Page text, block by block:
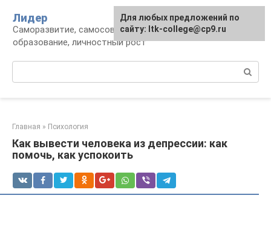
контенту
Лидер
Саморазвитие, самосовершенствование,
образование, личностный рост
Главная » Психология
Как вывести человека из депрессии: как
помочь, как успокоить
Для любых предложений по
сайту: ltk-college@cp9.ru